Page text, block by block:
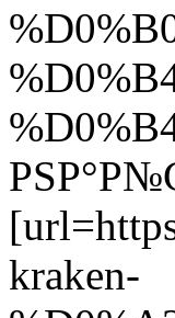
kraken-